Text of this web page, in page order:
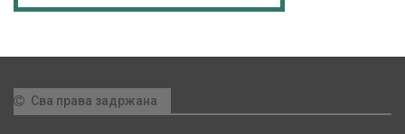
Сва права задржана